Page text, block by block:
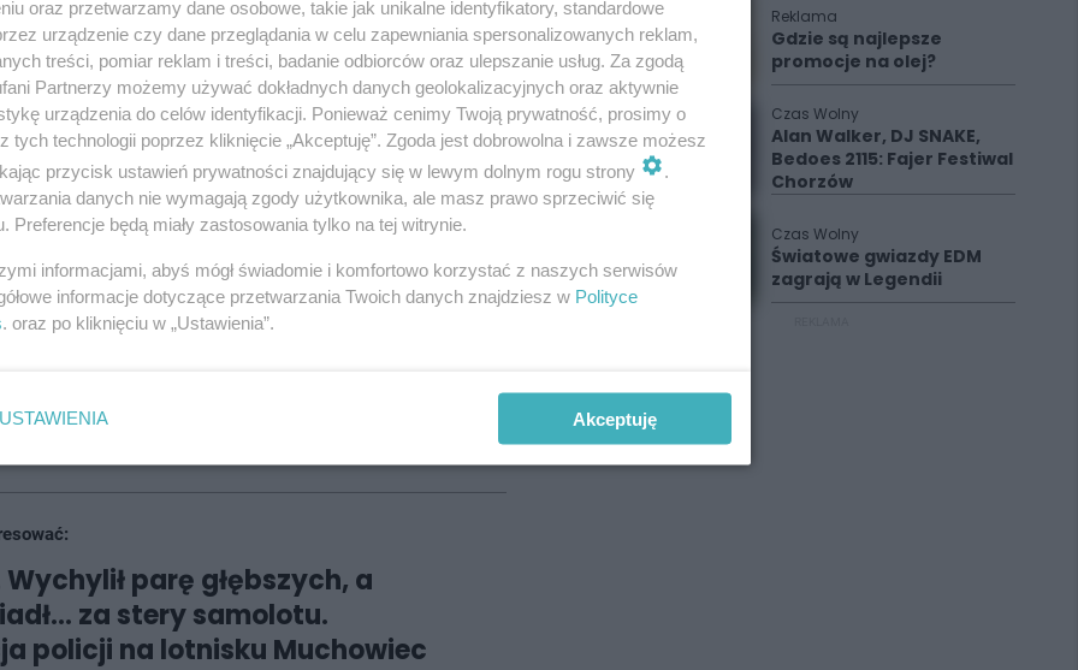
PKP Intercity relacji Przemyśl – Poznań,
lokomotywie prowadzącej pociąg.
opanowaniem i samodzielnie zdołał ugasić
otrzymaniu zgłoszenia, zastała już ugaszony
ewakuacja pasażerów z pociągu.
na miejscu zdarzenia.
parę głębszych, a
za stery samolotu.
policji na lotnisku Muchowiec
Reklama
Gdzie są najlepsze
promocje na olej?
Czas Wolny
Alan Walker, DJ SNAKE,
Bedoes 2115: Fajer Festiwal
Chorzów
Czas Wolny
Światowe gwiazdy EDM
zagrają w Legendii
oraz przetwarzamy dane osobowe, takie jak unikalne identyfikatory, standardowe
urządzenie czy dane przeglądania w celu zapewniania spersonalizowanych reklam,
treści, pomiar reklam i treści, badanie odbiorców oraz ulepszanie usług. Za zgodą
Partnerzy możemy używać dokładnych danych geolokalizacyjnych oraz aktywnie
urządzenia do celów identyfikacji. Ponieważ cenimy Twoją prywatność, prosimy o
tych technologii poprzez kliknięcie „Akceptuję”. Zgoda jest dobrowolna i zawsze możesz
przycisk ustawień prywatności znajdujący się w lewym dolnym rogu strony
danych nie wymagają zgody użytkownika, ale masz prawo sprzeciwić się
Preferencje będą miały zastosowania tylko na tej witrynie.
informacjami, abyś mógł świadomie i komfortowo korzystać z naszych serwisów
informacje dotyczące przetwarzania Twoich danych znajdziesz w Polityce
. oraz po kliknięciu w „Ustawienia”.
USTAWIENIA Akceptuję